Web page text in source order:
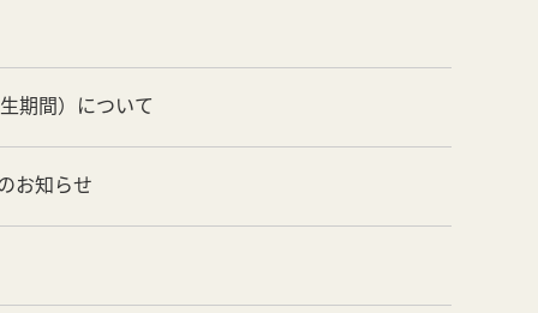
期間）について
お知らせ